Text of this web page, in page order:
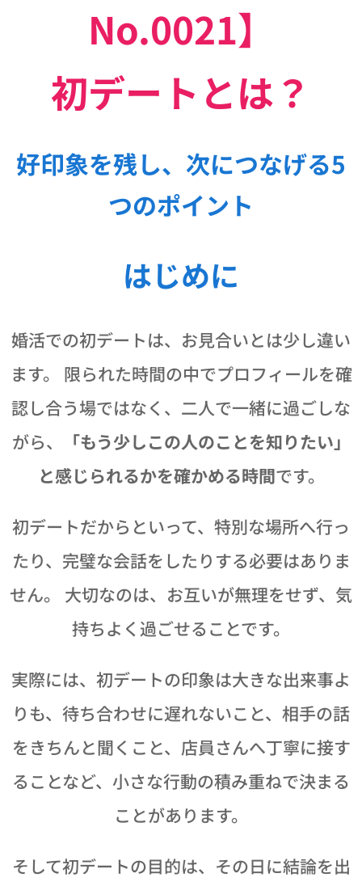
No.0021】
初デートとは？
好印象を残し、次につなげる5
つのポイント
はじめに
婚活での初デートは、お見合いとは少し違い
ます。 限られた時間の中でプロフィールを確
認し合う場ではなく、二人で一緒に過ごしな
がら、
「もう少しこの人のことを知りたい」
と感じられるかを確かめる時間です。
初デートだからといって、特別な場所へ行っ
たり、完璧な会話をしたりする必要はありま
せん。 大切なのは、お互いが無理をせず、気
持ちよく過ごせることです。
実際には、初デートの印象は大きな出来事よ
りも、待ち合わせに遅れないこと、相手の話
をきちんと聞くこと、店員さんへ丁寧に接す
ることなど、小さな行動の積み重ねで決まる
ことがあります。
そして初デートの目的は、その日に結論を出